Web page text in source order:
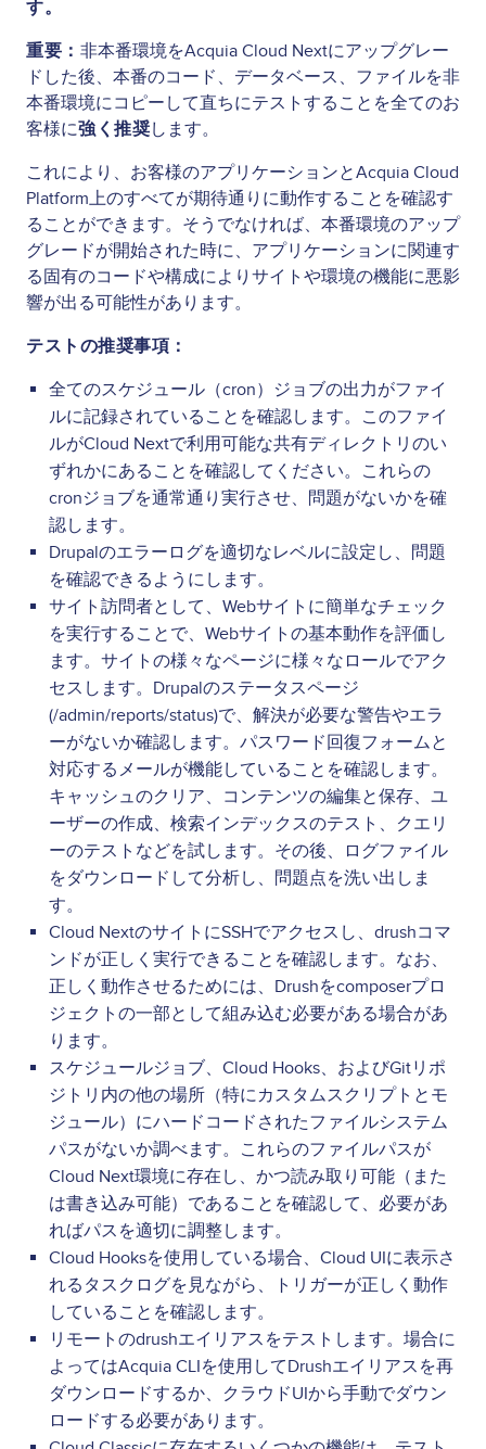
す。
重要： 非本番環境をAcquia Cloud Nextにアップグレー
ドした後、本番のコード、データベース、ファイルを非
本番環境にコピーして直ちにテストすることを全てのお
客様に強く推奨します。
これにより、お客様のアプリケーションとAcquia Cloud
Platform上のすべてが期待通りに動作することを確認す
ることができます。そうでなければ、本番環境のアップ
グレードが開始された時に、アプリケーションに関連す
る固有のコードや構成によりサイトや環境の機能に悪影
響が出る可能性があります。
テストの推奨事項：
全てのスケジュール（cron）ジョブの出力がファイ
ルに記録されていることを確認します。このファイ
ルがCloud Nextで利用可能な共有ディレクトリのい
ずれかにあることを確認してください。これらの
cronジョブを通常通り実行させ、問題がないかを確
認します。
Drupalのエラーログを適切なレベルに設定し、問題
を確認できるようにします。
サイト訪問者として、Webサイトに簡単なチェック
を実行することで、Webサイトの基本動作を評価し
ます。サイトの様々なページに様々なロールでアク
セスします。Drupalのステータスページ
(/admin/reports/status)で、解決が必要な警告やエラ
ーがないか確認します。パスワード回復フォームと
対応するメールが機能していることを確認します。
キャッシュのクリア、コンテンツの編集と保存、ユ
ーザーの作成、検索インデックスのテスト、クエリ
ーのテストなどを試します。その後、ログファイル
をダウンロードして分析し、問題点を洗い出しま
す。
Cloud NextのサイトにSSHでアクセスし、drushコマ
ンドが正しく実行できることを確認します。なお、
正しく動作させるためには、Drushをcomposerプロ
ジェクトの一部として組み込む必要がある場合があ
ります。
スケジュールジョブ、Cloud Hooks、およびGitリポ
ジトリ内の他の場所（特にカスタムスクリプトとモ
ジュール）にハードコードされたファイルシステム
パスがないか調べます。これらのファイルパスが
Cloud Next環境に存在し、かつ読み取り可能（また
は書き込み可能）であることを確認して、必要があ
ればパスを適切に調整します。
Cloud Hooksを使用している場合、Cloud UIに表示さ
れるタスクログを見ながら、トリガーが正しく動作
していることを確認します。
リモートのdrushエイリアスをテストします。場合に
よってはAcquia CLIを使用してDrushエイリアスを再
ダウンロードするか、クラウドUIから手動でダウン
ロードする必要があります。